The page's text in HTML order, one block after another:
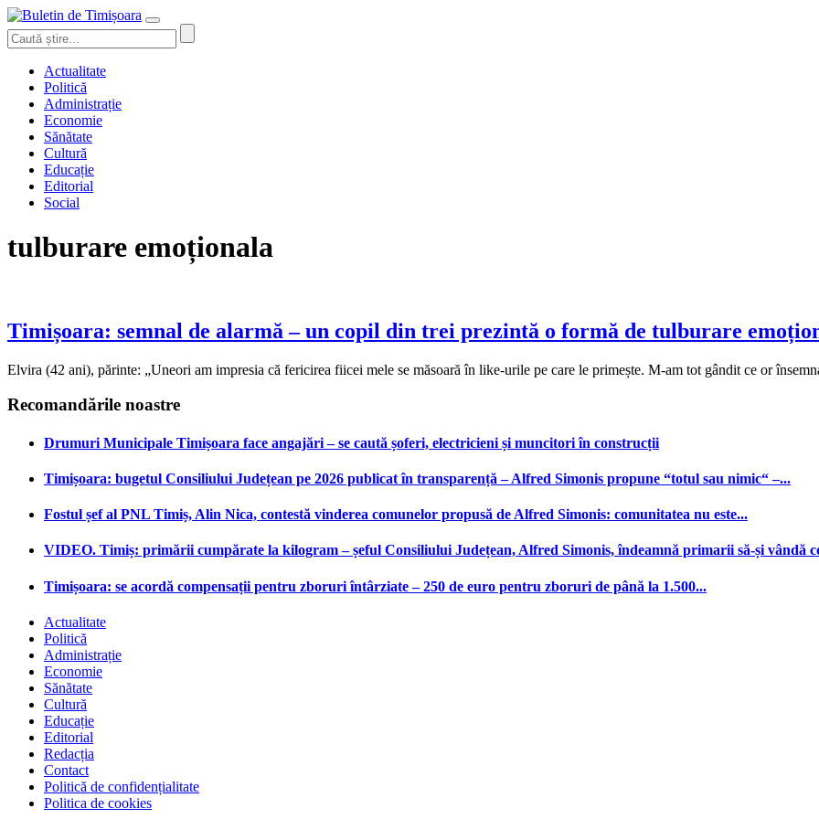
Actualitate
Politică
Administrație
Economie
Sănătate
Cultură
Educație
Editorial
Social
tulburare emoționala
Timișoara: semnal de alarmă – un copil din trei prezintă o formă de tulburare
Elvira (42 ani), părinte: „Uneori am impresia că fericirea fiicei mele se măsoară în like-urile pe care le primește. M-am tot gândit ce or
Recomandările noastre
Drumuri Municipale Timișoara face angajări – se caută șoferi, electricieni și muncitori în construcții
Timișoara: bugetul Consiliului Județean pe 2026 publicat în transparență – Alfred Simonis propune “totul sau nimic“ –...
Fostul șef al PNL Timiș, Alin Nica, contestă vinderea comunelor propusă de Alfred Simonis: comunitatea nu este...
VIDEO. Timiș: primării cumpărate la kilogram – șeful Consiliului Județean, Alfred Simonis, îndeamnă primarii să-și vândă
Timișoara: se acordă compensații pentru zboruri întârziate – 250 de euro pentru zboruri de până la 1.500...
Actualitate
Politică
Administrație
Economie
Sănătate
Cultură
Educație
Editorial
Redacția
Contact
Politică de confidențialitate
Politica de cookies